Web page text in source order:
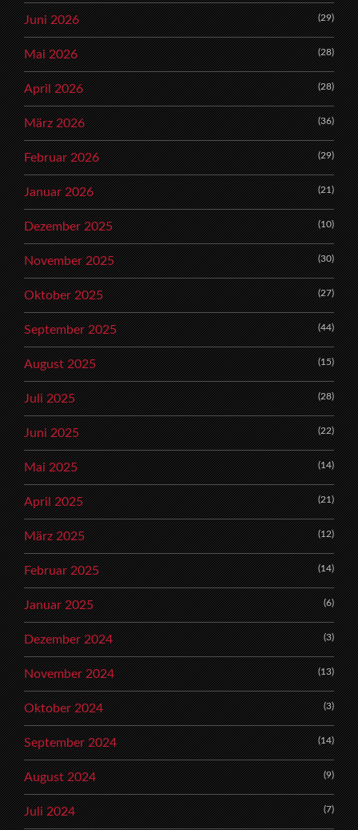
Juni 2026 (29)
Mai 2026 (28)
April 2026 (28)
März 2026 (36)
Februar 2026 (29)
Januar 2026 (21)
Dezember 2025 (10)
November 2025 (30)
Oktober 2025 (27)
September 2025 (44)
August 2025 (15)
Juli 2025 (28)
Juni 2025 (22)
Mai 2025 (14)
April 2025 (21)
März 2025 (12)
Februar 2025 (14)
Januar 2025 (6)
Dezember 2024 (3)
November 2024 (13)
Oktober 2024 (3)
September 2024 (14)
August 2024 (9)
Juli 2024 (7)